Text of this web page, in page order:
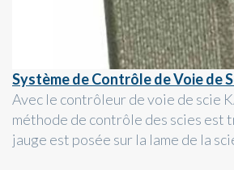
Système de Contrôle de Voie de
Avec le contrôleur de voie de scie
méthode de contrôle des scies est
jauge est posée sur la lame de la